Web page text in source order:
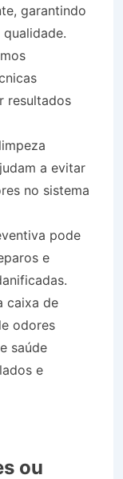
garantindo
resultados
a evitar
no sistema
pode
e
caixa de
odores
saúde
e
ou